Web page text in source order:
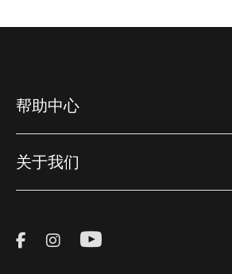
帮助中心
关于我们
Visit Thule on Facebook
Visit Thule on
Visit Thule on